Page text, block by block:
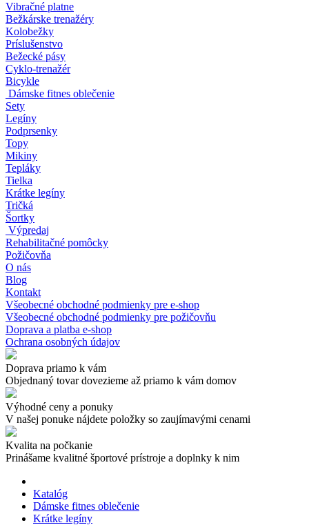
Vibračné platne
Bežkárske trenažéry
Kolobežky
Príslušenstvo
Bežecké pásy
Cyklo-trenažér
Bicykle
Dámske fitnes oblečenie
Sety
Legíny
Podprsenky
Topy
Mikiny
Tepláky
Tielka
Krátke legíny
Tričká
Šortky
Výpredaj
Rehabilitačné pomôcky
Požičovňa
O nás
Blog
Kontakt
Všeobecné obchodné podmienky pre e-shop
Všeobecné obchodné podmienky pre požičovňu
Doprava a platba e-shop
Ochrana osobných údajov
Doprava priamo k vám
Objednaný tovar dovezieme až priamo k vám domov
Výhodné ceny a ponuky
V našej ponuke nájdete položky so zaujímavými cenami
Kvalita na počkanie
Prinášame kvalitné športové prístroje a doplnky k nim
Katalóg
Dámske fitnes oblečenie
Krátke legíny